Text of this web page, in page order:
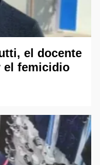
el docente
el femicidio